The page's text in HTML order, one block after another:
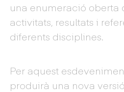
una enumeració oberta
activitats, resultats i
diferents disciplines.
Per aquest
produirà una nova